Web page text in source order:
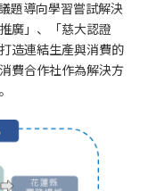
題導向學習嘗試解決
廣」、「慈大認證
造連結生產與消費的
費合作社作為解決方